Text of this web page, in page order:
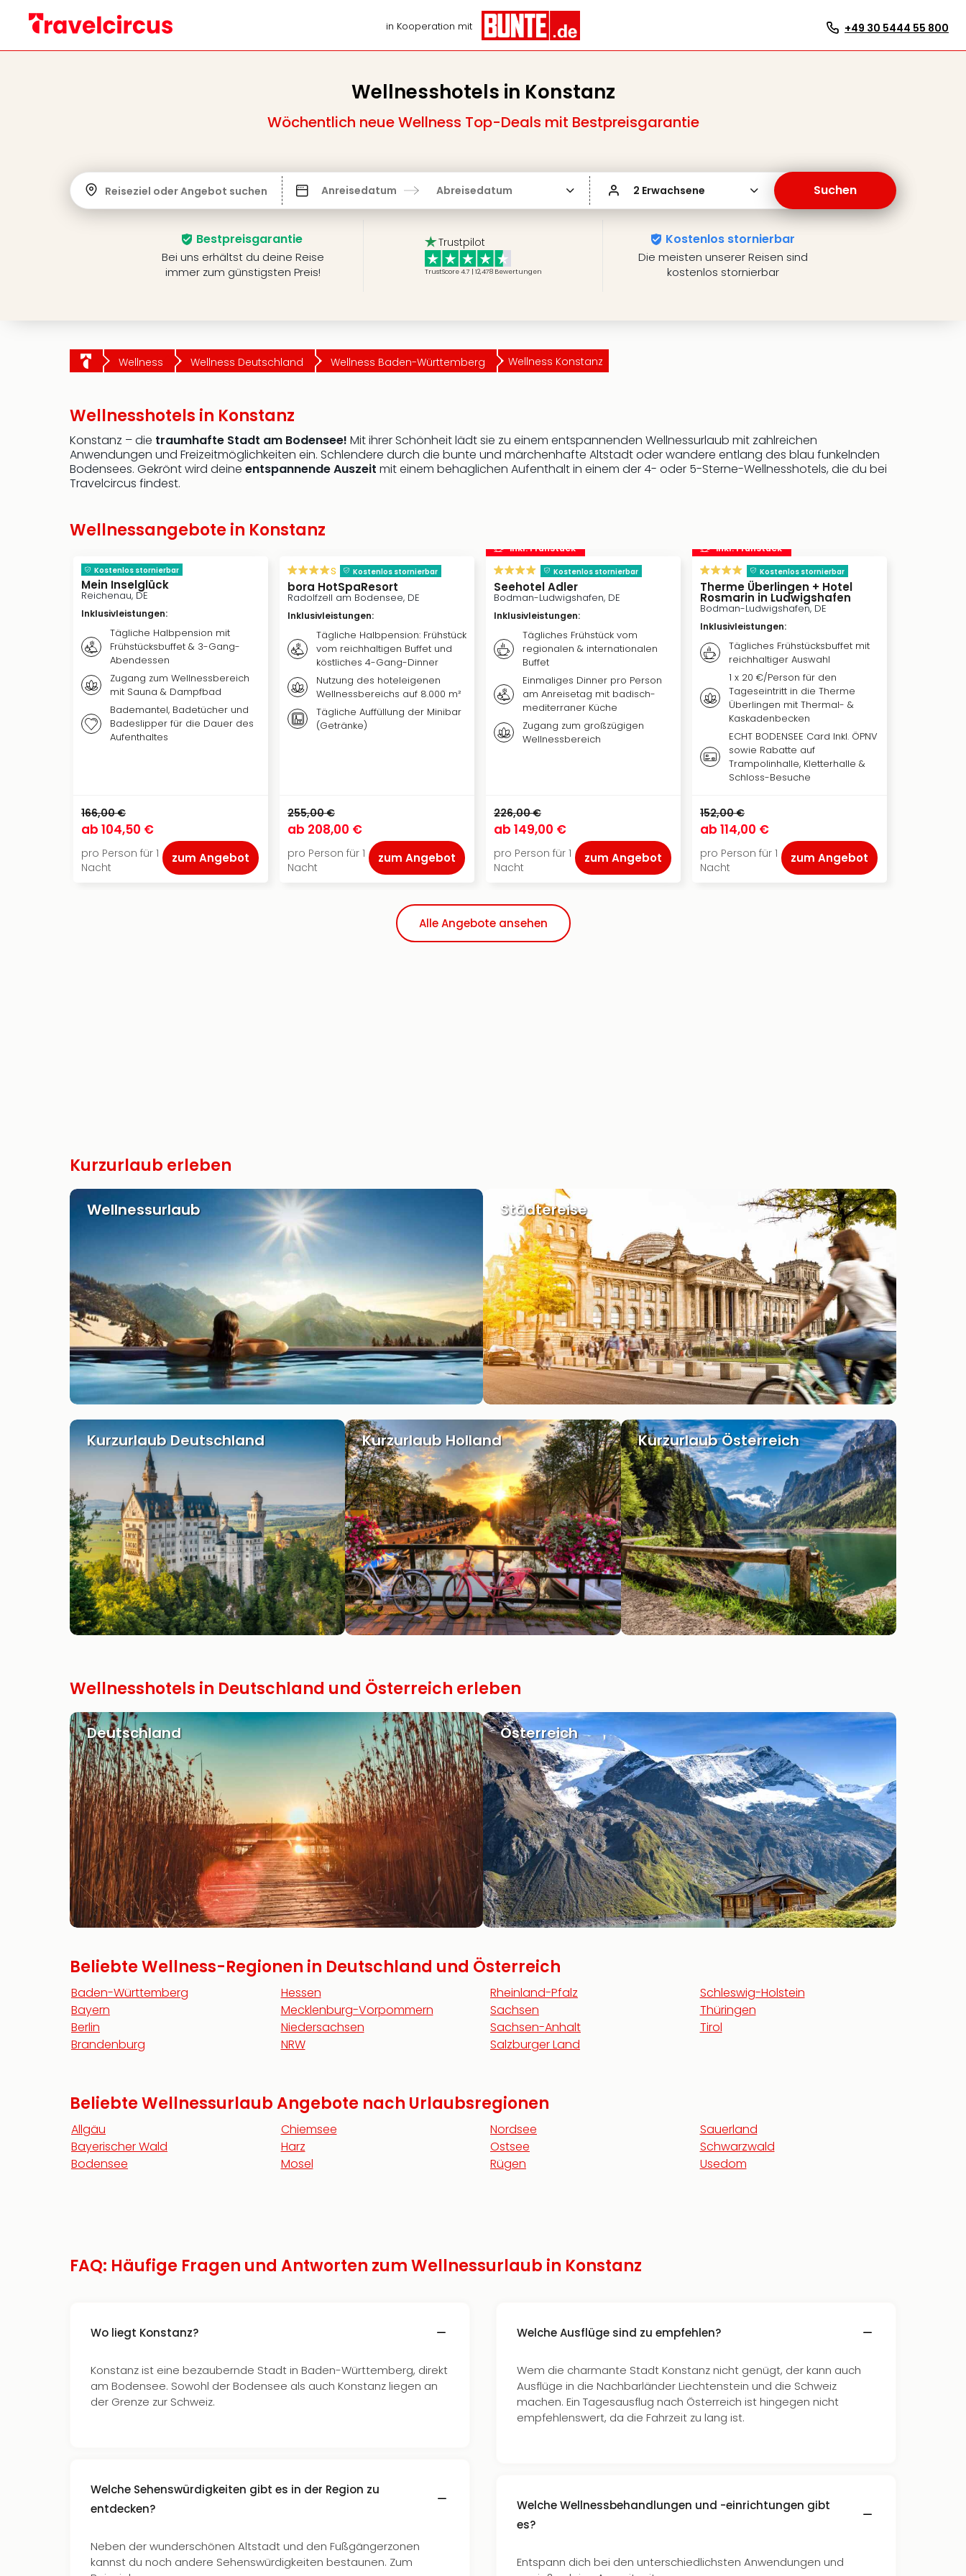
in Kooperation mit +49 30 5444 55 800
Wellnesshotels in Konstanz
Wöchentlich neue Wellness Top-Deals mit Bestpreisgarantie
Reiseziel oder Angebot suchen Anreisedatum Abreisedatum 2 Erwachsene Suchen
Bestpreisgarantie
Bei uns erhältst du deine Reise
immer zum günstigsten Preis!
Trustpilot
TrustScore 4.7 | 12,478 Bewertungen
Kostenlos stornierbar
Die meisten unserer Reisen sind
kostenlos stornierbar
Wellness Wellness Deutschland Wellness Baden-Württemberg Wellness Konstanz
Wellnesshotels in Konstanz
Konstanz – die traumhafte Stadt am Bodensee! Mit ihrer Schönheit lädt sie zu einem entspannenden Wellnessurlaub mit zahlreichen
Anwendungen und Freizeitmöglichkeiten ein. Schlendere durch die bunte und märchenhafte Altstadt oder wandere entlang des blau funkelnden
Bodensees. Gekrönt wird deine entspannende Auszeit mit einem behaglichen Aufenthalt in einem der 4- oder 5-Sterne-Wellnesshotels, die du bei
Travelcircus findest.
Wellnessangebote in Konstanz
Kostenlos stornierbar
Mein Inselglück
Reichenau, DE
Inklusivleistungen:
Tägliche Halbpension mit
Frühstücksbuffet & 3-Gang-
Abendessen
Zugang zum Wellnessbereich
mit Sauna & Dampfbad
Bademantel, Badetücher und
Badeslipper für die Dauer des
Aufenthaltes
166,00 €
ab 104,50 €
pro Person für 1
Nacht
zum Angebot
s Kostenlos stornierbar
bora HotSpaResort
Radolfzell am Bodensee, DE
Inklusivleistungen:
Tägliche Halbpension: Frühstück
vom reichhaltigen Buffet und
köstliches 4-Gang-Dinner
Nutzung des hoteleigenen
Wellnessbereichs auf 8.000 m²
Tägliche Auffüllung der Minibar
(Getränke)
255,00 €
ab 208,00 €
pro Person für 1
Nacht
zum Angebot
inkl. Frühstück
Kostenlos stornierbar
Seehotel Adler
Bodman-Ludwigshafen, DE
Inklusivleistungen:
Tägliches Frühstück vom
regionalen & internationalen
Buffet
Einmaliges Dinner pro Person
am Anreisetag mit badisch-
mediterraner Küche
Zugang zum großzügigen
Wellnessbereich
226,00 €
ab 149,00 €
pro Person für 1
Nacht
zum Angebot
inkl. Frühstück
Kostenlos stornierbar
Therme Überlingen + Hotel
Rosmarin in Ludwigshafen
Bodman-Ludwigshafen, DE
Inklusivleistungen:
Tägliches Frühstücksbuffet mit
reichhaltiger Auswahl
1 x 20 €/Person für den
Tageseintritt in die Therme
Überlingen mit Thermal- &
Kaskadenbecken
ECHT BODENSEE Card Inkl. ÖPNV
sowie Rabatte auf
Trampolinhalle, Kletterhalle &
Schloss-Besuche
152,00 €
ab 114,00 €
pro Person für 1
Nacht
zum Angebot
Alle Angebote ansehen
Kurzurlaub erleben
Wellnessurlaub Städtereise
Kurzurlaub Deutschland Kurzurlaub Holland Kurzurlaub Österreich
Wellnesshotels in Deutschland und Österreich erleben
Deutschland Österreich
Beliebte Wellness-Regionen in Deutschland und Österreich
Baden-Württemberg
Bayern
Berlin
Brandenburg
Hessen
Mecklenburg-Vorpommern
Niedersachsen
NRW
Rheinland-Pfalz
Sachsen
Sachsen-Anhalt
Salzburger Land
Schleswig-Holstein
Thüringen
Tirol
Beliebte Wellnessurlaub Angebote nach Urlaubsregionen
Allgäu
Bayerischer Wald
Bodensee
Chiemsee
Harz
Mosel
Nordsee
Ostsee
Rügen
Sauerland
Schwarzwald
Usedom
FAQ: Häufige Fragen und Antworten zum Wellnessurlaub in Konstanz
Wo liegt Konstanz?
Konstanz ist eine bezaubernde Stadt in Baden-Württemberg, direkt
am Bodensee. Sowohl der Bodensee als auch Konstanz liegen an
der Grenze zur Schweiz.
Welche Sehenswürdigkeiten gibt es in der Region zu
entdecken?
Neben der wunderschönen Altstadt und den Fußgängerzonen
kannst du noch andere Sehenswürdigkeiten bestaunen. Zum
Welche Ausflüge sind zu empfehlen?
Wem die charmante Stadt Konstanz nicht genügt, der kann auch
Ausflüge in die Nachbarländer Liechtenstein und die Schweiz
machen. Ein Tagesausflug nach Österreich ist hingegen nicht
empfehlenswert, da die Fahrzeit zu lang ist.
Welche Wellnessbehandlungen und -einrichtungen gibt
es?
Entspann dich bei den unterschiedlichsten Anwendungen und